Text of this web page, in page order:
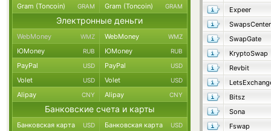
Expeer
SwapsCenter
SwapGate
KryptoSwap
Revbit
Bitsz
Sona
Fswap
Gram (Toncoin) GRAM Gram (Toncoin) GRAM
Электронные деньги
WebMoney WMZ WebMoney WMZ
ЮMoney RUB ЮMoney RUB
PayPal USD PayPal USD
Volet USD Volet USD
Alipay CNY Alipay CNY
Банковские счета и карты
Банковская карта USD Банковская карта USD